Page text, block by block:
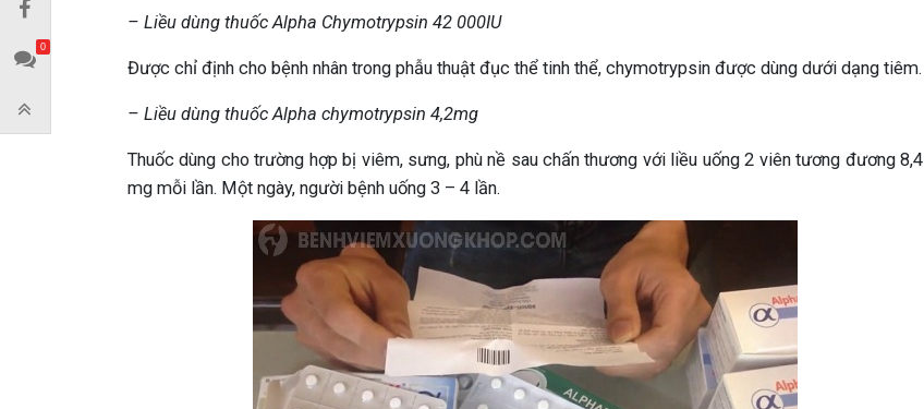
– Liều dùng thuốc Alpha Chymotrypsin 42 000IU
Được chỉ định cho bệnh nhân trong phẫu thuật đục thể tinh thể, chymotrypsin được dùng dưới dạng tiêm.
– Liều dùng thuốc Alpha chymotrypsin 4,2mg
Thuốc dùng cho trường hợp bị viêm, sưng, phù nề sau chấn thương với liều uống 2 viên tương đương 8,4
mg mỗi lần. Một ngày, người bệnh uống 3 – 4 lần.
0